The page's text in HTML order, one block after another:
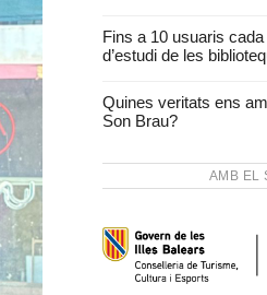
Fins a 10 usuaris
d’estudi de les
Quines veritats ens
Son Brau?
AMB EL